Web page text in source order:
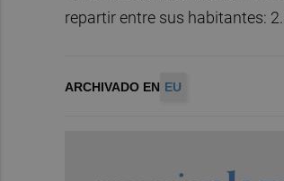
repartir entre sus habitantes:
ARCHIVADO EN EU